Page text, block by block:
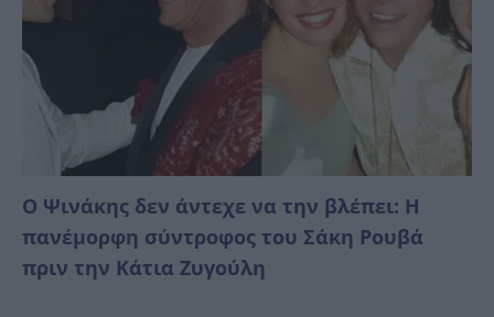
Ο Ψινάκης δεν άντεχε να την βλέπει: Η
πανέμορφη σύντροφος του Σάκη Ρουβά
πριν την Κάτια Ζυγούλη